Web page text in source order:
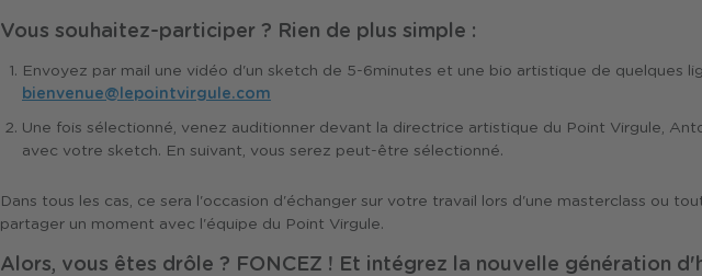
Vous souhaitez-participer ? Rien de plus simple :
Envoyez par mail une vidéo d'un sketch de 5-6minutes et une bio artistique de quelques
bienvenue@lepointvirgule.com
Une fois sélectionné, venez auditionner devant la directrice artistique du Point Virgule,
avec votre sketch. En suivant, vous serez peut-être sélectionné.
Dans tous les cas, ce sera l'occasion d'échanger sur votre travail lors d'une masterclass ou
partager un moment avec l'équipe du Point Virgule.
Alors, vous êtes drôle ? FONCEZ ! Et intégrez la nouvelle génération